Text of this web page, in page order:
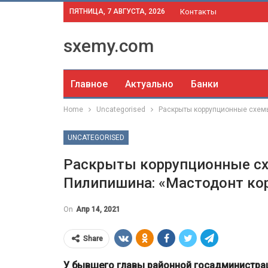
ПЯТНИЦА, 7 АВГУСТА, 2026 Контакты
sxemy.com
Главное Актуально Банки
Home Uncategorised Раскрыты коррупционные
UNCATEGORISED
Раскрыты коррупционные
Пилипишина: «Мастодонт
On Апр 14, 2021
Share
У бывшего главы районной